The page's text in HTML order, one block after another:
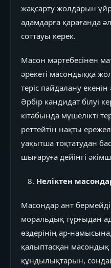
жақсарту жолдарын
адамдарға қарағанда
соттауы керек.
Масон мәртебесінен
әрекеті масондыққа
теріс пайдалану
Әрбір кандидат білуі
кітабында мүшелікті
реттейтін нақты
уақытша тоқтатудан
шығаруға дейінгі
Неліктен
Масондар ант
моральдық тұрғыдан
өздерінің ар-
қалыптасқан масондық
құндылықтарын,